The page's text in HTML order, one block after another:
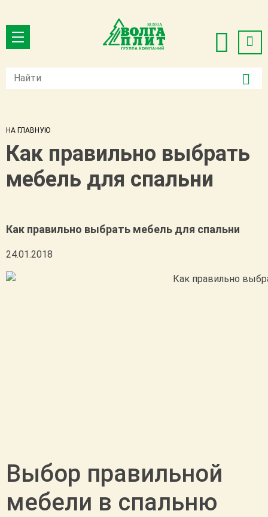
НА ГЛАВНУЮ
Как правильно выбрать
мебель для спальни
Как правильно выбрать мебель для спальни
24.01.2018
Выбор правильной
мебели в спальню